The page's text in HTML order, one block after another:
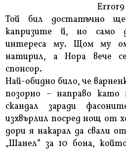
Error9
Той бил достатъчно
капризите й, но само
интереса му. Щом му
натирил, а Нора вече
спонсор.
Най-обидно било, че
позорно – направо като
скандал заради
изхвърлил посред нощ от
дори я накарал да свали
„Шанел” за 10 бона,